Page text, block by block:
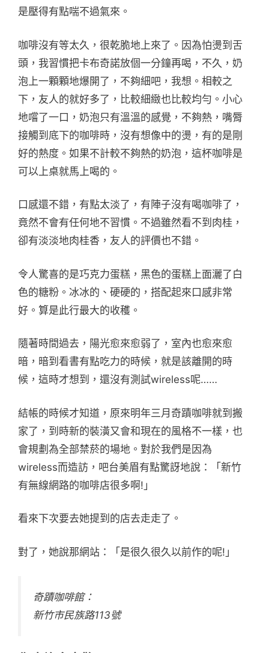
是壓得有點喘不過氣來。
咖啡沒有等太久，很乾脆地上來了。因為怕燙到舌
頭，我習慣把卡布奇諾放個一分鐘再喝，不久，奶
泡上一顆顆地爆開了，不夠細吧，我想。相較之
下，友人的就好多了，比較細緻也比較均勻。小心
地嚐了一口，奶泡只有溫溫的感覺，不夠熱，嘴脣
接觸到底下的咖啡時，沒有想像中的燙，有的是剛
好的熱度。如果不計較不夠熱的奶泡，這杯咖啡是
可以上桌就馬上喝的。
口感還不錯，有點太淡了，有陣子沒有喝咖啡了，
竟然不會有任何地不習慣。不過雖然看不到肉桂，
卻有淡淡地肉桂香，友人的評價也不錯。
令人驚喜的是巧克力蛋糕，黑色的蛋糕上面灑了白
色的糖粉。冰冰的、硬硬的，搭配起來口感非常
好。算是此行最大的收穫。
隨著時間過去，陽光愈來愈弱了，室內也愈來愈
暗，暗到看書有點吃力的時候，就是該離開的時
候，這時才想到，還沒有測試wireless呢……
結帳的時候才知道，原來明年三月奇蹟咖啡就到搬
家了，到時新的裝潢又會和現在的風格不一樣，也
會規劃為全部禁菸的場地。對於我們是因為
wireless而造訪，吧台美眉有點驚訝地說：「新竹
有無線網路的咖啡店很多啊!」
看來下次要去她提到的店去走走了。
對了，她說那網站：「是很久很久以前作的呢!」
奇蹟咖啡館：
新竹市民族路113號